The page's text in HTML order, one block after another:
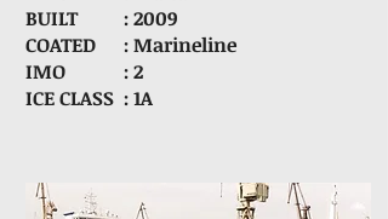
BUILT
COATED
IMO
ICE CLASS
: 2009
: Marineline
: 2
: 1A